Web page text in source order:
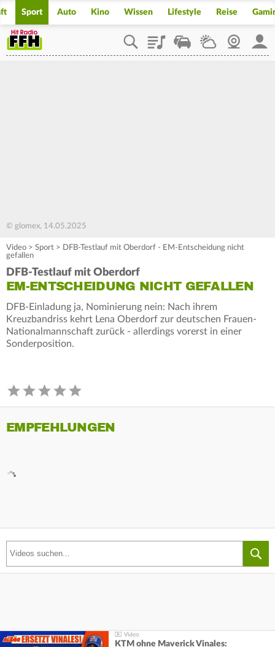
Sport Auto Kino Wissen Lifestyle Reise
PlaylistStaupilotWetterWebcam
© glomex, 14.05.2025
Video > Sport > DFB-Testlauf mit Oberdorf - EM-Entscheidung nicht
gefallen
DFB-Testlauf mit Oberdorf
EM-ENTSCHEIDUNG NICHT GEFALLEN
DFB-Einladung ja, Nominierung nein: Nach ihrem
Kreuzbandriss kehrt Lena Oberdorf zur deutschen Frauen-
Nationalmannschaft zurück - allerdings vorerst in einer
Sonderposition.
EMPFEHLUNGEN
KTM ohne Maverick Vinales: